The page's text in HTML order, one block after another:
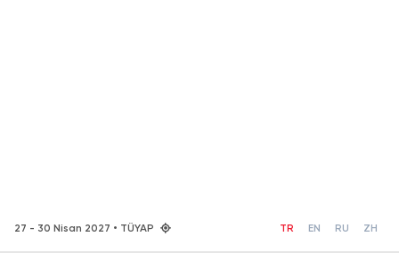
27 - 30 Nisan 2027 • TÜYAP TR EN RU ZH